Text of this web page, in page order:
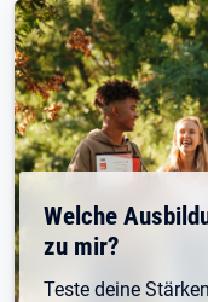
Welche
zu mir?
Teste deine